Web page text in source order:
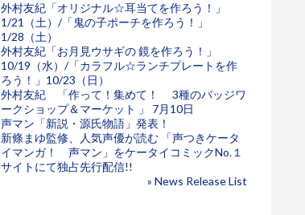
外村友紀「オリジナル☆耳当てを作ろう！」
1/21（土）/「鬼の子ポーチを作ろう！」
1/28（土）
外村友紀「お月見ウサギの 鏡を作ろう！」
10/19（水）/「カラフル☆ランチプレートを作
ろう！」10/23（日）
外村友紀 「作って！集めて！ 3種のバッジワ
ークショップ＆マーケット 」 7月10日
声マン「新説・源氏物語」発表！
新條まゆ監修、人気声優が読む 「声つきケータ
イマンガ！ 声マン」をケータイコミックNo.１
サイトにて独占先行配信!!
» News Release List